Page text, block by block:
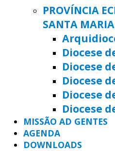
PROVÍNCIA
SANTA MARIA
Diocese
Diocese
Diocese
Diocese
Diocese
MISSÃO AD GENTES
AGENDA
DOWNLOADS